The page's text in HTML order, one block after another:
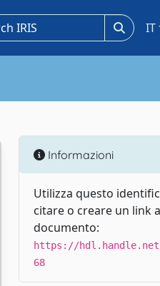
IT
Informazioni
Utilizza questo
citare o creare un link
documento:
https://hdl.handle.net/
68